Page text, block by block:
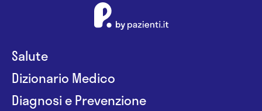
Salute
Dizionario Medico
Diagnosi e Prevenzione